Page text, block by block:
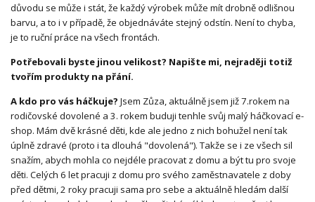
důvodu se může i stát, že každý výrobek může mít drobně odlišnou
barvu, a to i v případě, že objednáváte stejný odstín. Není to chyba,
je to ruční práce na všech frontách.
Potřebovali byste jinou velikost? Napište mi, nejraději totiž
tvořím produkty na přání.
A kdo pro vás háčkuje? Jsem Zůza, aktuálně jsem již 7.rokem na
rodičovské dovolené a 3. rokem buduji tenhle svůj malý háčkovací e-
shop. Mám dvě krásné děti, kde ale jedno z nich bohužel není tak
úplně zdravé (proto i ta dlouhá "dovolená"). Takže se i ze všech sil
snažím, abych mohla co nejdéle pracovat z domu a být tu pro svoje
děti. Celých 6 let pracuji z domu pro svého zaměstnavatele z doby
před dětmi, 2 roky pracuji sama pro sebe a aktuálně hledám další